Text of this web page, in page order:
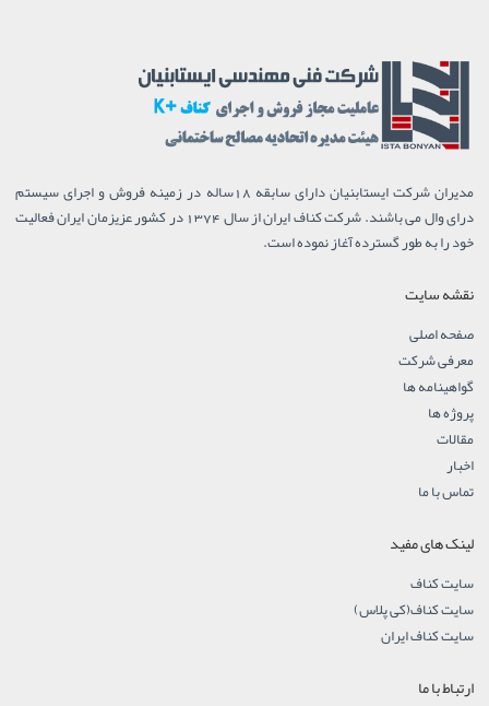
مدیران شرکت ایستابنیان دارای سابقه 18ساله در زمینه فروش و اجرای سیستم
درای وال می باشند. شرکت کناف ایران از سال 1374 در کشور عزیزمان ایران فعالیت
خود را به طور گسترده آغاز نموده است.
نقشه سایت
صفحه اصلی
معرفی شرکت
گواهینامه ها
پروژه ها
مقالات
اخبار
تماس با ما
لینک های مفید
سایت کناف
سایت کناف(کی پلاس)
سایت کناف ایران
ارتباط با ما